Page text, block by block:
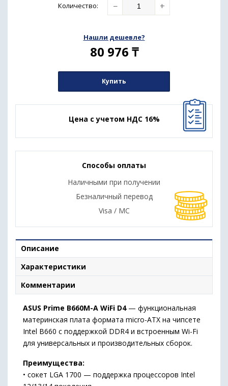
Количество: − +
Нашли дешевле?
80 976 ₸
Купить
Цена с учетом НДС 16%
Способы оплаты
Наличными при получении
Безналичный перевод
Visa / MC
Описание
Характеристики
Комментарии
ASUS Prime B660M-A WiFi D4— функциональная
материнская плата формата micro-ATX на чипсете
Intel B660 с поддержкой DDR4 и встроенным Wi-Fi
для универсальных и производительных сборок.
Преимущества:
• сокет LGA 1700 — поддержка процессоров Intel